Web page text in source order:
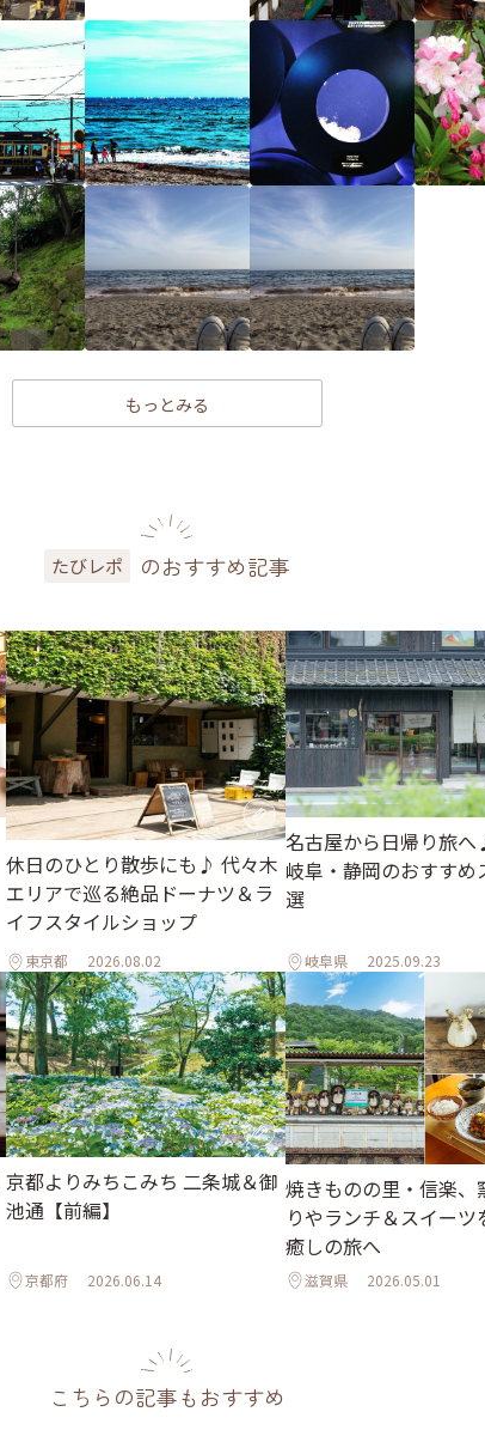
もっとみる
たびレポ のおすすめ記事
休日のひとり散歩にも♪ 代々木
エリアで巡る絶品ドーナツ＆ラ
イフスタイルショップ
東京都 2026.08.02
名古屋から日帰り旅へ
岐阜・静岡のおすすめ
選
岐阜県 2025.09.23
京都よりみちこみち 二条城＆御
池通【前編】
京都府 2026.06.14
焼きものの里・信楽、
りやランチ＆スイーツ
癒しの旅へ
滋賀県 2026.05.01
こちらの記事もおすすめ